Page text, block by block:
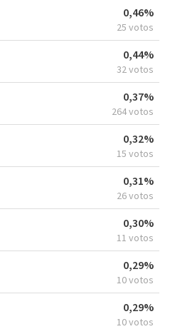
0,46%
25 votos
0,44%
32 votos
0,37%
264 votos
0,32%
15 votos
0,31%
26 votos
0,30%
11 votos
0,29%
10 votos
0,29%
10 votos